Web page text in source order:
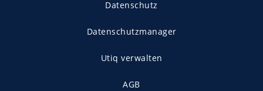
Datenschutz
Datenschutzmanager
Utiq verwalten
AGB